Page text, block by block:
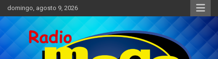
Saltar
al
contenido
domingo, agosto 9, 2026